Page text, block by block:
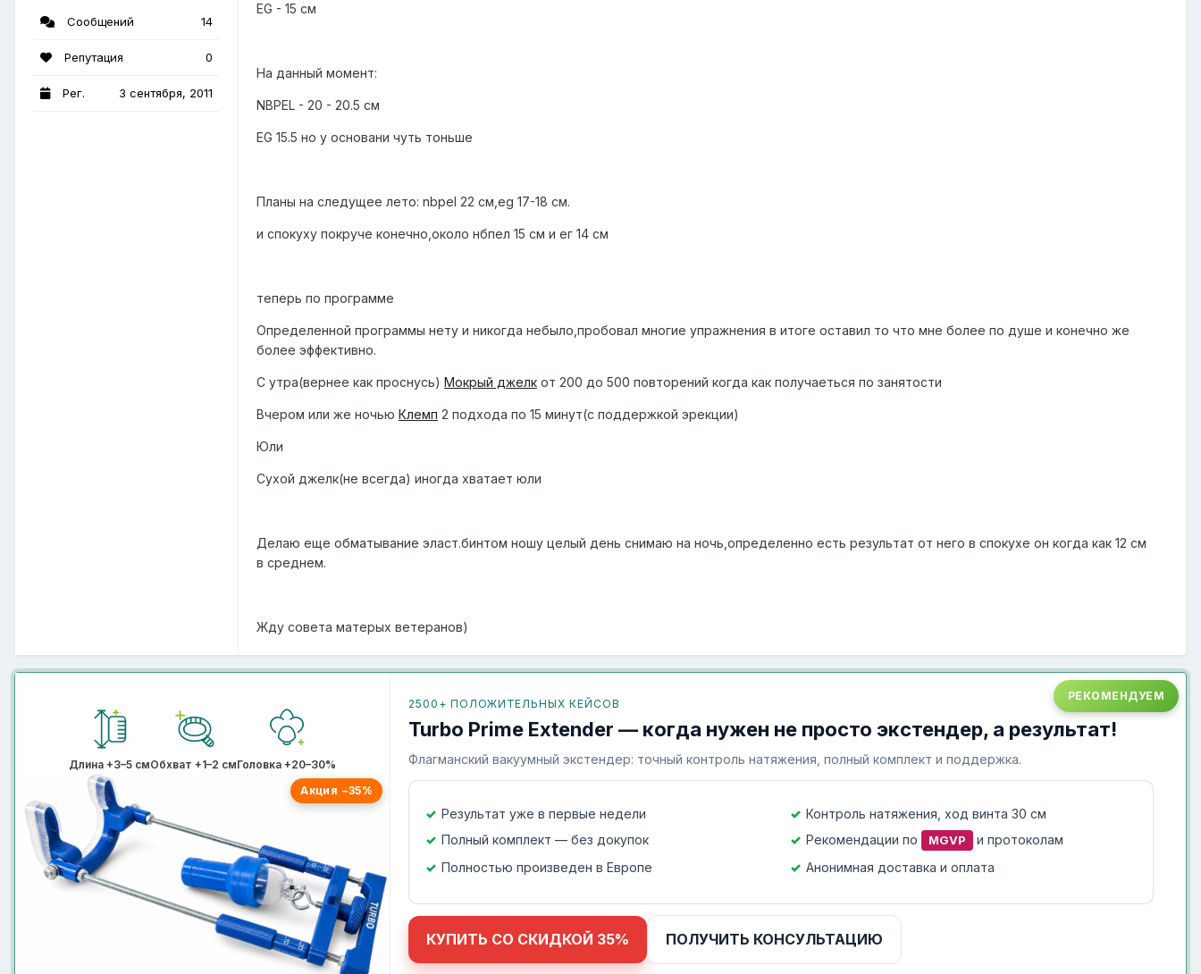
Сообщений 14
Репутация 0
Рег. 3 сентября, 2011
EG - 15 см
На данный момент:
NBPEL - 20 - 20.5 см
EG 15.5 но у основани чуть тоньше
Планы на следущее лето: nbpel 22 см,eg 17-18 см.
и спокуху покруче конечно,около нбпел 15 см и ег 14 см
теперь по программе
Определенной программы нету и никогда небыло,пробовал многие упражнения в итоге оставил то что мне более по душе и конечно же
более эффективно.
С утра(вернее как проснусь) Мокрый джелк от 200 до 500 повторений когда как получаеться по занятости
Вчером или же ночью Клемп 2 подхода по 15 минут(с поддержкой эрекции)
Юли
Сухой джелк(не всегда) иногда хватает юли
Делаю еще обматывание эласт.бинтом ношу целый день снимаю на ночь,определенно есть результат от него в спокухе он когда как 12 см
в среднем.
Жду совета матерых ветеранов)
Длина +3–5 смОбхват +1–2 смГоловка +20–30%
Акция −35%
РЕКОМЕНДУЕМ
2500+ ПОЛОЖИТЕЛЬНЫХ КЕЙСОВ
Turbo Prime Extender — когда нужен не просто экстендер, а результат!
Флагманский вакуумный экстендер: точный контроль натяжения, полный комплект и поддержка.
Результат уже в первые недели
Контроль натяжения, ход винта 30 см
Полный комплект — без докупок
Рекомендации по MGVP
и протоколам
Полностью произведен в Европе
Анонимная доставка и оплата
КУПИТЬ СО СКИДКОЙ 35% ПОЛУЧИТЬ КОНСУЛЬТАЦИЮ